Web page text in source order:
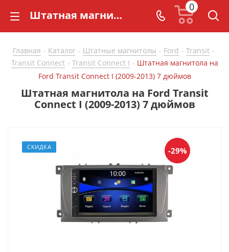
Штатная магнитола на Ford Transit Connect I (2009-2013) 7 дюймов - купить в СarBaza
0
Главная - Каталог - Штатные магнитолы - Ford - Transit -
Transit Connect - Transit Connect I - Штатная магнитола на
Ford Transit Connect I (2009-2013) 7 дюймов
Штатная магнитола на Ford Transit
Connect I (2009-2013) 7 дюймов
СКИДКА -29%